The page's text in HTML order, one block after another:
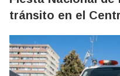
tránsito en el